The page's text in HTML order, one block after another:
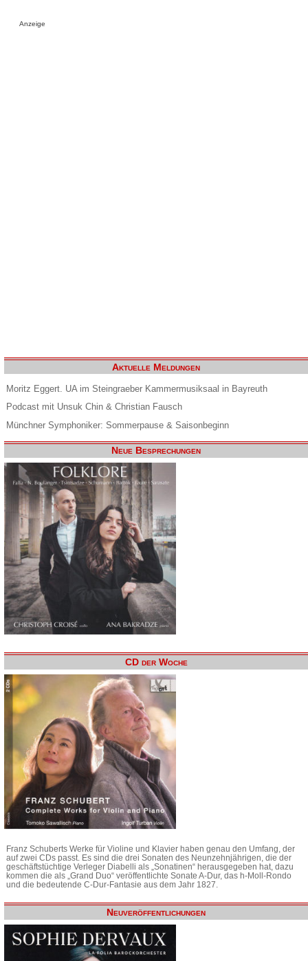
Anzeige
Aktuelle Meldungen
Moritz Eggert. UA im Steingraeber Kammermusiksaal in Bayreuth
Podcast mit Unsuk Chin & Christian Fausch
Münchner Symphoniker: Sommerpause & Saisonbeginn
Neue Besprechungen
CD der Woche
Franz Schuberts Werke für Violine und Klavier haben genau den Umfang, der
auf zwei CDs passt. Es sind die drei Sonaten des Neunzehnjährigen, die der
geschäftstüchtige Verleger Diabelli als „Sonatinen“ herausgegeben hat, dazu
kommen die als „Grand Duo“ veröffentlichte Sonate A-Dur, das h-Moll-Rondo
und die bedeutende C-Dur-Fantasie aus dem Jahr 1827.
Neuveröffentlichungen